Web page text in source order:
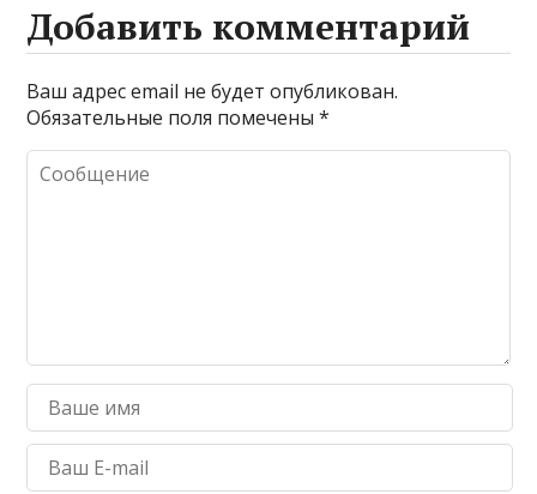
Добавить комментарий
Ваш адрес email не будет опубликован.
Обязательные поля помечены*